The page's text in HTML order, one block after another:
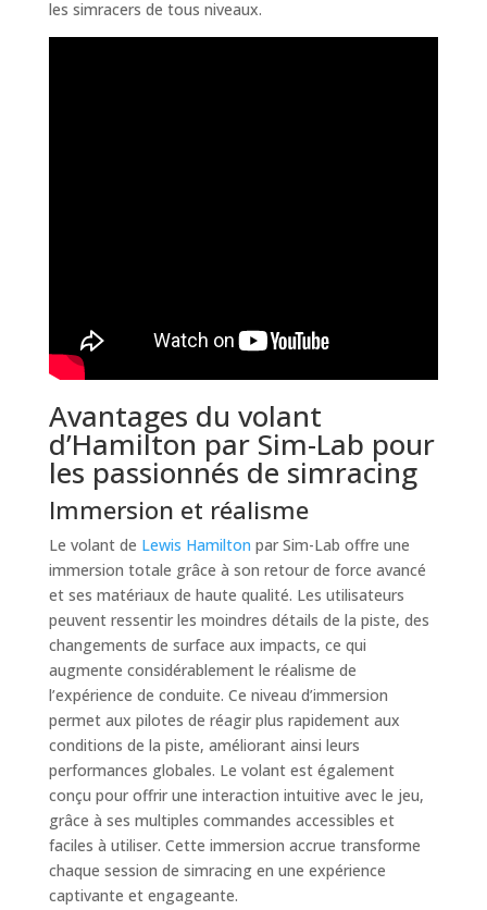
les simracers de tous niveaux.
Avantages du volant
d’Hamilton par Sim-Lab pour
les passionnés de simracing
Immersion et réalisme
Le volant de Lewis Hamilton par Sim-Lab offre une
immersion totale grâce à son retour de force avancé
et ses matériaux de haute qualité. Les utilisateurs
peuvent ressentir les moindres détails de la piste, des
changements de surface aux impacts, ce qui
augmente considérablement le réalisme de
l’expérience de conduite. Ce niveau d’immersion
permet aux pilotes de réagir plus rapidement aux
conditions de la piste, améliorant ainsi leurs
performances globales. Le volant est également
conçu pour offrir une interaction intuitive avec le jeu,
grâce à ses multiples commandes accessibles et
faciles à utiliser. Cette immersion accrue transforme
chaque session de simracing en une expérience
captivante et engageante.